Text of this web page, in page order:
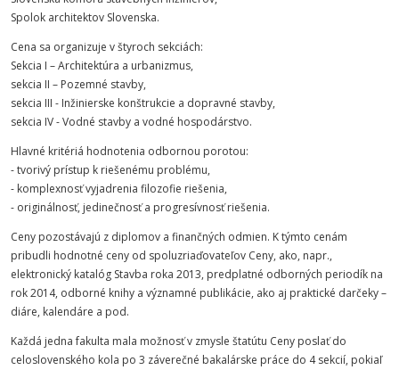
Spolok architektov Slovenska.
Cena sa organizuje v štyroch sekciách:
Sekcia I – Architektúra a urbanizmus,
sekcia II – Pozemné stavby,
sekcia III - Inžinierske konštrukcie a dopravné stavby,
sekcia IV - Vodné stavby a vodné hospodárstvo.
Hlavné kritériá hodnotenia odbornou porotou:
- tvorivý prístup k riešenému problému,
- komplexnosť vyjadrenia filozofie riešenia,
- originálnosť, jedinečnosť a progresívnosť riešenia.
Ceny pozostávajú z diplomov a finančných odmien. K týmto cenám
pribudli hodnotné ceny od spoluzriaďovateľov Ceny, ako, napr.,
elektronický katalóg Stavba roka 2013, predplatné odborných periodík na
rok 2014, odborné knihy a významné publikácie, ako aj praktické darčeky –
diáre, kalendáre a pod.
Každá jedna fakulta mala možnosť v zmysle štatútu Ceny poslať do
celoslovenského kola po 3 záverečné bakalárske práce do 4 sekcií, pokiaľ